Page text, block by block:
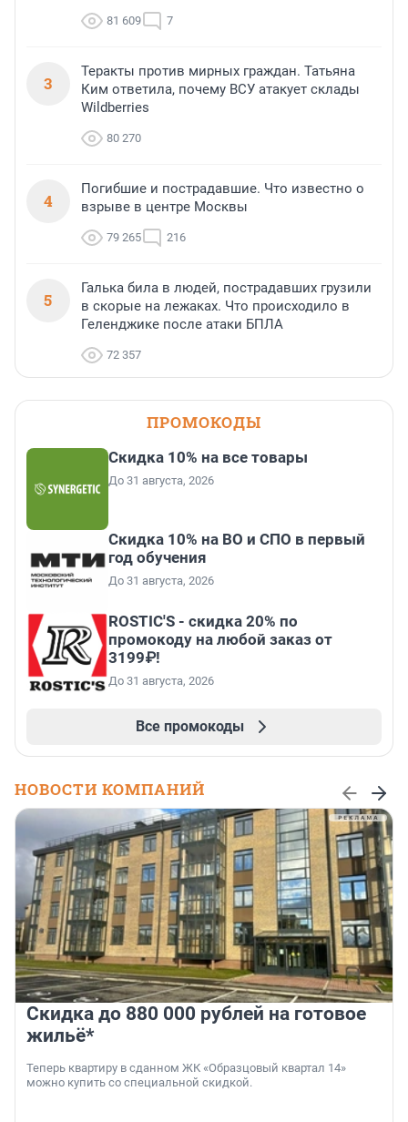
81 609 7
3
Теракты против мирных граждан. Татьяна
Ким ответила, почему ВСУ атакует склады
Wildberries
80 270
4
Погибшие и пострадавшие. Что известно о
взрыве в центре Москвы
79 265 216
5
Галька била в людей, пострадавших грузили
в скорые на лежаках. Что происходило в
Геленджике после атаки БПЛА
72 357
ПРОМОКОДЫ
Скидка 10% на все товары
До 31 августа, 2026
Скидка 10% на ВО и СПО в первый
год обучения
До 31 августа, 2026
ROSTIC'S - скидка 20% по
промокоду на любой заказ от
3199₽!
До 31 августа, 2026
Все промокоды
НОВОСТИ КОМПАНИЙ
Скидка до 880 000 рублей на готовое
жильё*
Теперь квартиру в сданном ЖК «Образцовый квартал 14»
можно купить со специальной скидкой.